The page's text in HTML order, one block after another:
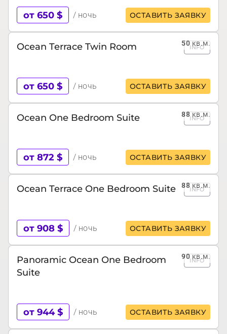
от 650 $ / ночь ОСТАВИТЬ ЗАЯВКУ
50кв.м.
Ocean Terrace Twin Room INFO
от 650 $ / ночь ОСТАВИТЬ ЗАЯВКУ
88кв.м.
Ocean One Bedroom Suite INFO
от 872 $ / ночь ОСТАВИТЬ ЗАЯВКУ
88кв.м.
Ocean Terrace One Bedroom Suite INFO
от 908 $ / ночь ОСТАВИТЬ ЗАЯВКУ
90кв.м.
Panoramic Ocean One Bedroom
Suite
INFO
от 944 $ / ночь ОСТАВИТЬ ЗАЯВКУ